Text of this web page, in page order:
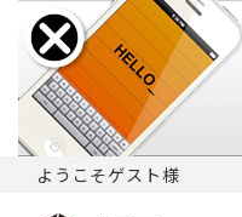
ようこそゲスト様